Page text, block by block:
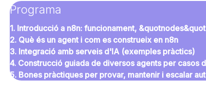
Programa
1. Introducció a n8n: funcionament,
2. Què és un agent i com es construeix en n8n
3. Integració amb serveis d'IA (exemples pràctics)
4. Construcció guiada de diversos agents per casos
5. Bones pràctiques per provar, mantenir i escalar